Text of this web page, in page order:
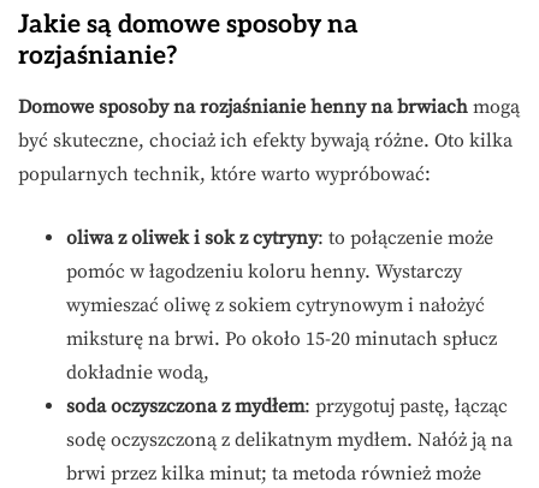
Jakie są domowe sposoby na
rozjaśnianie?
Domowe sposoby na rozjaśnianie henny na brwiach mogą
być skuteczne, chociaż ich efekty bywają różne. Oto kilka
popularnych technik, które warto wypróbować:
oliwa z oliwek i sok z cytryny: to połączenie może
pomóc w łagodzeniu koloru henny. Wystarczy
wymieszać oliwę z sokiem cytrynowym i nałożyć
miksturę na brwi. Po około 15-20 minutach spłucz
dokładnie wodą,
soda oczyszczona z mydłem: przygotuj pastę, łącząc
sodę oczyszczoną z delikatnym mydłem. Nałóż ją na
brwi przez kilka minut; ta metoda również może